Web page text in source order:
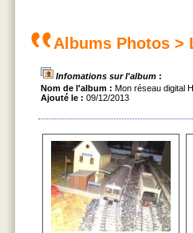
Albums Photos >
Infomations sur l'album :
Nom de l'album : Mon réseau digital
Ajouté le : 09/12/2013